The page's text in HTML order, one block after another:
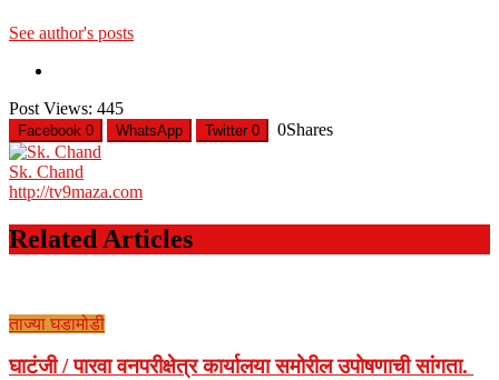
See author's posts
Post Views: 445
Facebook 0 WhatsApp Twitter 0 0Shares
Sk. Chand
http://tv9maza.com
Related Articles
ताज्या घडामोडी
घाटंजी / पारवा वनपरीक्षेत्र कार्यालया समोरील उपोषणाची सांगता.